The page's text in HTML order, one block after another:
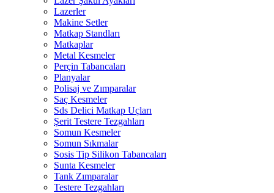
Lazerler
Makine Setler
Matkap Standları
Matkaplar
Metal Kesmeler
Perçin Tabancaları
Planyalar
Polisaj ve Zımparalar
Saç Kesmeler
Sds Delici Matkap Uçları
Şerit Testere Tezgahları
Somun Kesmeler
Somun Sıkmalar
Sosis Tip Silikon Tabancaları
Sunta Kesmeler
Tank Zımparalar
Testere Tezgahları